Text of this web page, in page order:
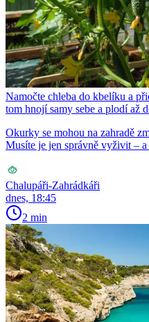
Namočte chleba do kbelíku a
tom hnojí samy sebe a plodí až
Okurky se mohou na zahradě
Musíte je jen správně vyživit –
Chalupáři-Zahrádkáři
dnes, 18:45
2 min